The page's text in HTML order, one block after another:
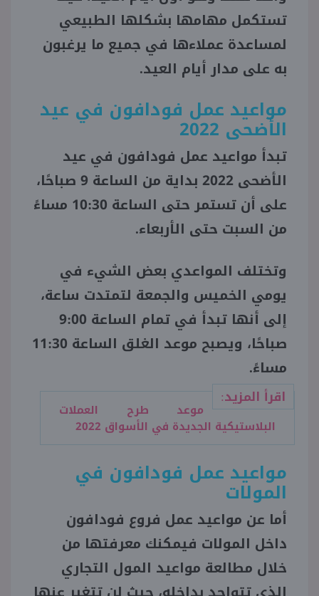
تستكمل مهامها بشكلها الطبيعي
لمساعدة عملاءها في جميع ما يرغبون
به على مدار أيام العيد.
مواعيد عمل فودافون في عيد
الأضحى 2022
تبدأ مواعيد عمل فودافون في عيد
الأضحى 2022 بداية من الساعة 9 صباحًا،
على أن تستمر حتى الساعة 10:30 مساءً
من السبت حتى الأربعاء.
وتختلف المواعدي بعض الشيء في
يومي الخميس والجمعة لتمتدت ساعة،
إلى أنها تبدأ في تمام الساعة 9:00
صباحًا، ويصبح موعد الغلق الساعة 11:30
مساءً.
اقرأ المزيد:
موعد طرح العملات
البلاستيكية الجديدة في الأسواق 2022
مواعيد عمل فودافون في
المولات
أما عن مواعيد عمل فروع فودافون
داخل المولات فيمكنك معرفتها من
خلال مطالعة مواعيد المول التجاري